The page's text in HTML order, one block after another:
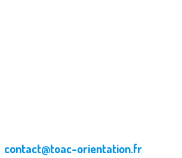
contact@toac-orientation.fr